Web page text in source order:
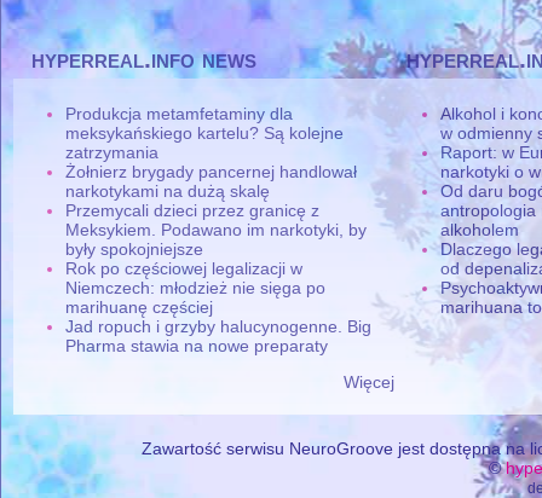
hyperreal.info news
Produkcja metamfetaminy dla
meksykańskiego kartelu? Są kolejne
zatrzymania
Żołnierz brygady pancernej handlował
narkotykami na dużą skalę
Przemycali dzieci przez granicę z
Meksykiem. Podawano im narkotyki, by
były spokojniejsze
Rok po częściowej legalizacji w
Niemczech: młodzież nie sięga po
marihuanę częściej
Jad ropuch i grzyby halucynogenne. Big
Pharma stawia na nowe preparaty
Więcej
Alkohol i
w odmienny
Raport: w
narkotyki o
Od daru
antropologia
alkoholem
Dlaczego
od
marihuana
Zawartość serwisu NeuroGroove jest dostępna na
©